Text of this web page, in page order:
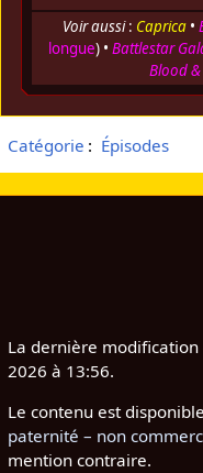
Voir aussi: Caprica •
longue) • Battlestar
Blood
Catégorie : Épisodes
La dernière
2026 à 13:56.
Le contenu est
paternité – non
mention contraire.